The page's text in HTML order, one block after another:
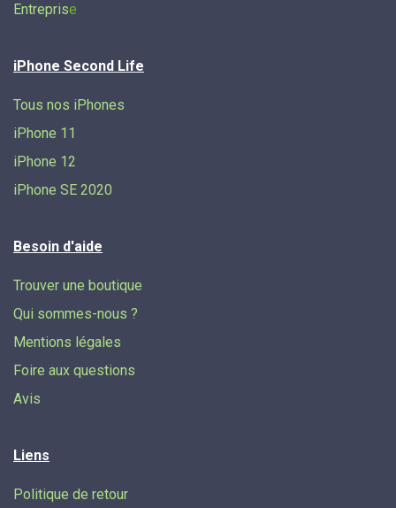
Entreprise
iPhone Second Life
Tous nos iPhones
iPhone 11
iPhone 12
iPhone SE 2020
Besoin d'aide
Trouver une boutique
Qui sommes-nous ?
Mentions légales
Foire aux questions
Avis
Liens
Politique de retour